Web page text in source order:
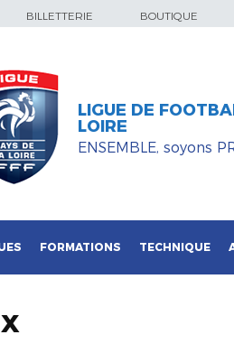
BILLETTERIE BOUTIQUE
LIGUE DE
LOIRE
ENSEMBLE, soyons
FORMATIONS TECHNIQUE